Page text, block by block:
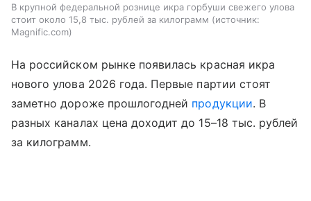
В крупной федеральной рознице икра горбуши свежего улова
стоит около 15,8 тыс. рублей за килограмм
источник:
Magnific.com
На российском рынке появилась красная икра
нового улова 2026 года. Первые партии стоят
заметно дороже прошлогодней продукции. В
разных каналах цена доходит до 15–18 тыс. рублей
за килограмм.